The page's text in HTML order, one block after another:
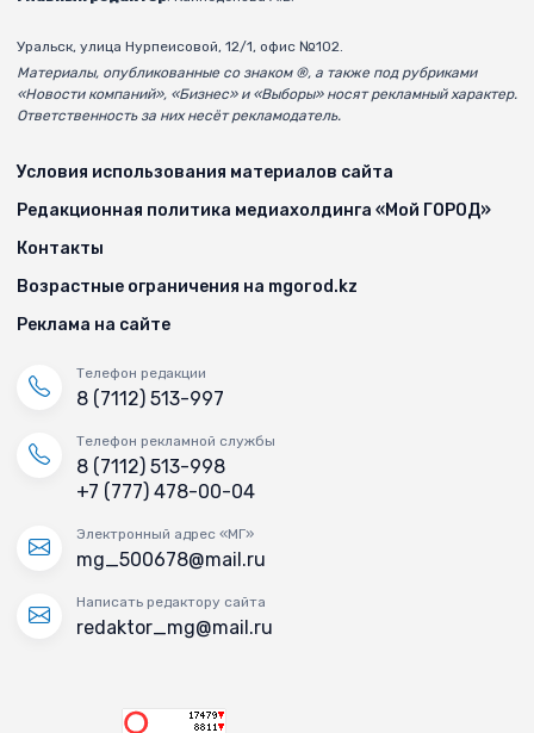
Уральск, улица Нурпеисовой, 12/1, офис №102.
Материалы, опубликованные со знаком ®, а также под рубриками
«Новости компаний», «Бизнес» и «Выборы» носят рекламный характер.
Ответственность за них несёт рекламодатель.
Условия использования материалов сайта
Редакционная политика медиахолдинга «Мой ГОРОД»
Контакты
Возрастные ограничения на mgorod.kz
Реклама на сайте
Телефон редакции
8 (7112) 513-997
Телефон рекламной службы
8 (7112) 513-998
+7 (777) 478-00-04
Электронный адрес «МГ»
mg_500678@mail.ru
Написать редактору сайта
redaktor_mg@mail.ru